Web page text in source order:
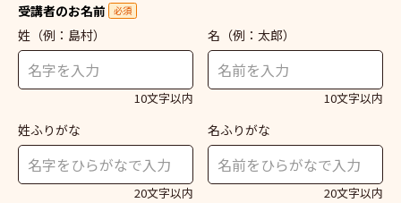
受講者のお名前 必須
姓 （例：島村）
10文字以内
名 （例：太郎）
10文字以内
姓ふりがな
20文字以内
名ふりがな
20文字以内